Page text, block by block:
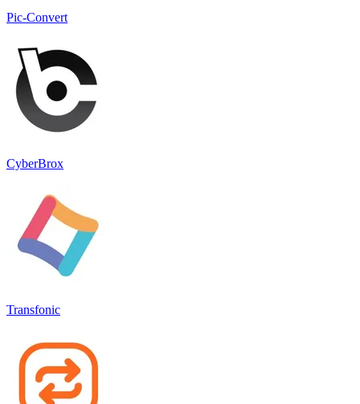
Pic-Convert
CyberBrox
Transfonic